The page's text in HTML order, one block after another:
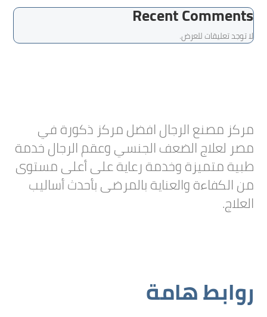
Recent Comments
لا توجد تعليقات للعرض.
روابط هامة
مركز مصنع الرجال افضل مركز ذكورة في
مصر لعلاج الضعف الجنسي وعقم الرجال خدمة
طبية متميزة وخدمة رعاية على أعلى مستوى
من الكفاءة والعناية بالمرضى بأحدث أساليب
العلاج.